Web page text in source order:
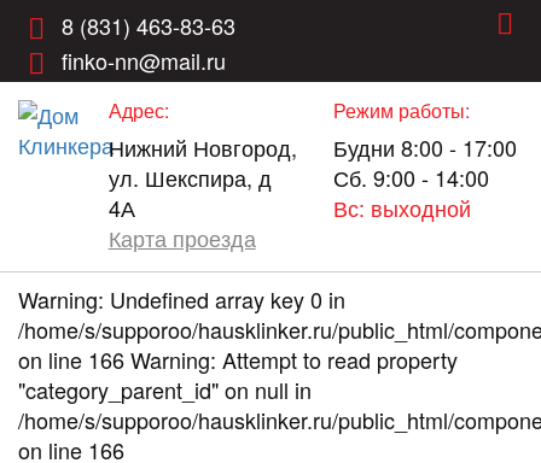
8 (831) 463-83-63
finko-nn@mail.ru
Адрес:
Нижний Новгород,
ул. Шекспира, д
4А
Карта проезда
Режим работы:
Будни 8:00 - 17:00
Сб. 9:00 - 14:00
Вс: выходной
Warning: Undefined array key 0 in
/home/s/supporoo/hausklinker.ru/public_html/
on line 166 Warning: Attempt to read property
"category_parent_id" on null in
/home/s/supporoo/hausklinker.ru/public_html/
on line 166